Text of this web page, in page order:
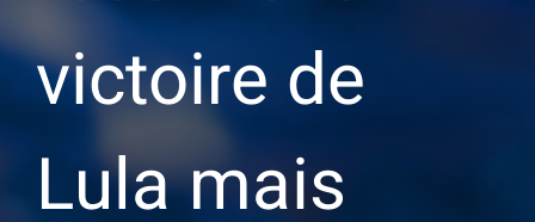
victoire de
Lula mais